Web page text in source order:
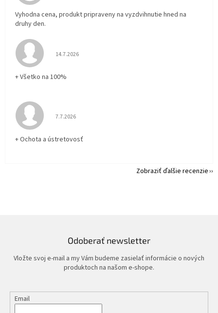
Vyhodna cena, produkt pripraveny na vyzdvihnutie hned na
druhy den.
Hodnotenie obchodu je 5 z 5 hviezdičiek.
14.7.2026
+ Všetko na 100%
Hodnotenie obchodu je 5 z 5 hviezdičiek.
7.7.2026
+ Ochota a ústretovosť
Zobraziť ďalšie recenzie
Odoberať newsletter
Vložte svoj e-mail a my Vám budeme zasielať informácie o nových
produktoch na našom e-shope.
Email